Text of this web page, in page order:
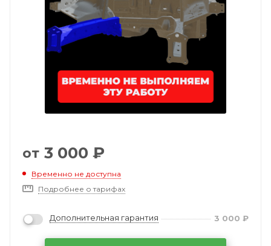
от 3 000 ₽
Временно не доступна
Подробнее о тарифах
Дополнительная гарантия 3 000 ₽